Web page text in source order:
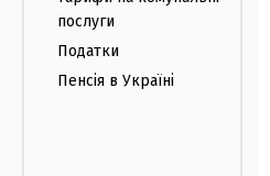
послуги
Податки
Пенсія в Україні